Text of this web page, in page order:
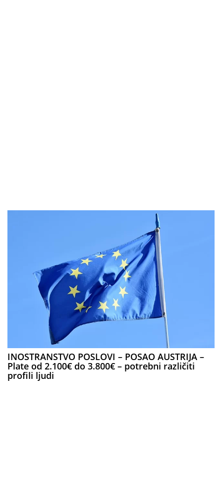
INOSTRANSTVO POSLOVI – POSAO AUSTRIJA –
Plate od 2.100€ do 3.800€ – potrebni različiti
profili ljudi